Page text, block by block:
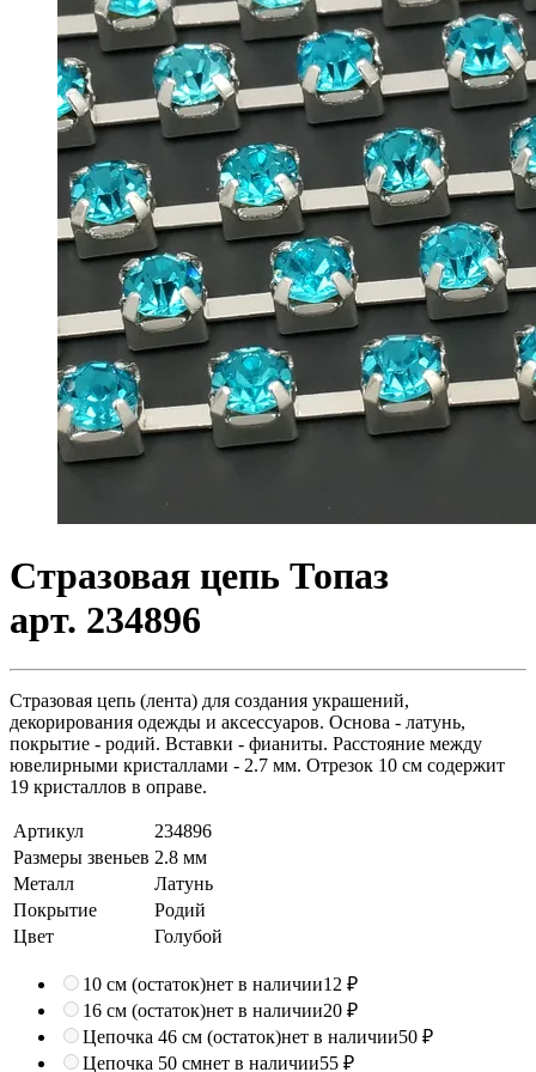
Стразовая цепь Топаз
арт. 234896
Стразовая цепь (лента) для создания украшений,
декорирования одежды и аксессуаров. Основа - латунь,
покрытие - родий. Вставки - фианиты. Расстояние между
ювелирными кристаллами - 2.7 мм. Отрезок 10 см содержит
19 кристаллов в оправе.
Артикул
234896
Размеры звеньев 2.8 мм
Металл
Латунь
Покрытие
Родий
Цвет
Голубой
10 см (остаток)нет в наличии12 ₽
16 см (остаток)нет в наличии20 ₽
Цепочка 46 см (остаток)нет в наличии50 ₽
Цепочка 50 смнет в наличии55 ₽